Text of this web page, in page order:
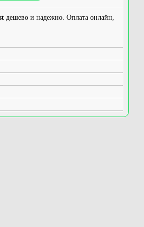
дешево и надежно. Оплата онлайн,